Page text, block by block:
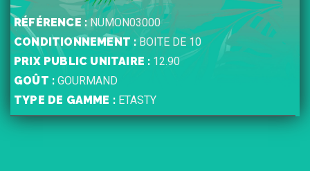
RÉFÉRENCE : NUMON03000
CONDITIONNEMENT : BOITE DE 10
PRIX PUBLIC UNITAIRE : 12.90
GOÛT : GOURMAND
TYPE DE GAMME : ETASTY